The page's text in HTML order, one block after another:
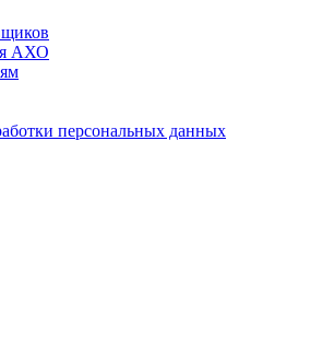
АХО
персональных данных